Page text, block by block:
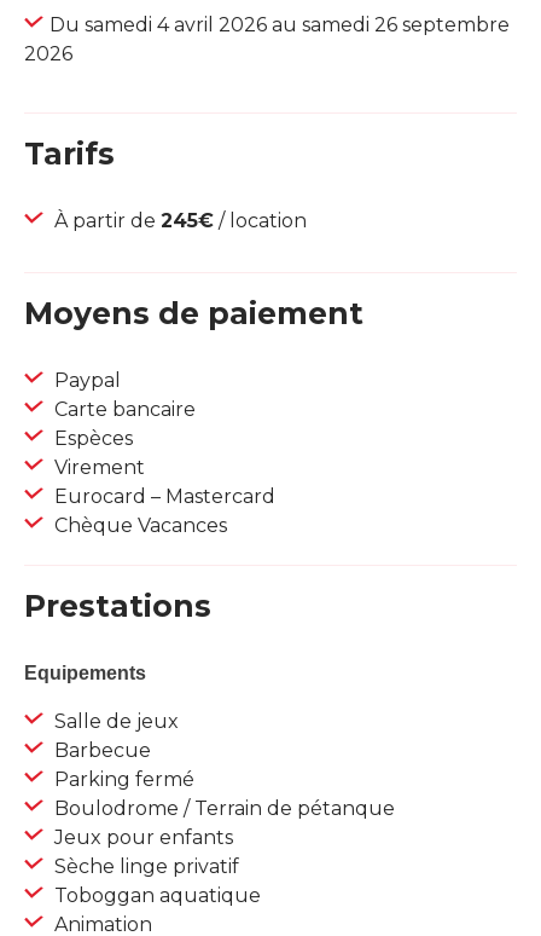
Du samedi 4 avril 2026 au samedi 26 septembre
2026
Tarifs
À partir de 245€ / location
Moyens de paiement
Paypal
Carte bancaire
Espèces
Virement
Eurocard – Mastercard
Chèque Vacances
Prestations
Equipements
Salle de jeux
Barbecue
Parking fermé
Boulodrome / Terrain de pétanque
Jeux pour enfants
Sèche linge privatif
Toboggan aquatique
Animation